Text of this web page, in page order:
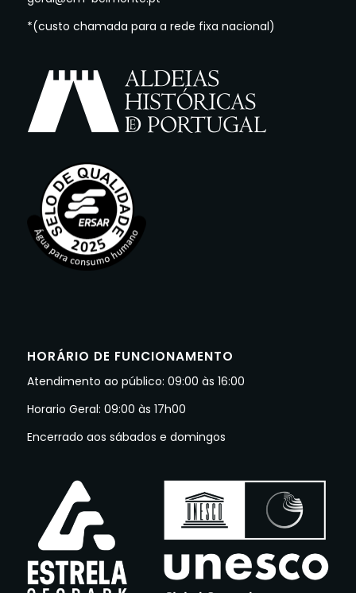
*(custo chamada para a rede fixa nacional)
HORÁRIO DE FUNCIONAMENTO
Atendimento ao público: 09:00 às 16:00
Horario Geral: 09:00 às 17h00
Encerrado aos sábados e domingos